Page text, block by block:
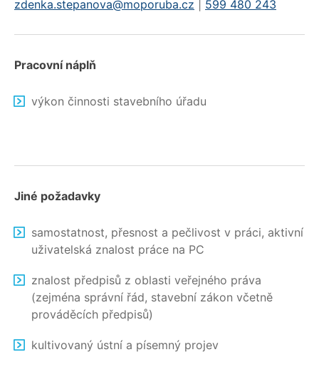
zdenka.stepanova@moporuba.cz
599 480 243
Pracovní náplň
výkon činnosti stavebního úřadu
Jiné požadavky
samostatnost, přesnost a pečlivost v práci, aktivní
uživatelská znalost práce na PC
znalost předpisů z oblasti veřejného práva
(zejména správní řád, stavební zákon včetně
prováděcích předpisů)
kultivovaný ústní a písemný projev